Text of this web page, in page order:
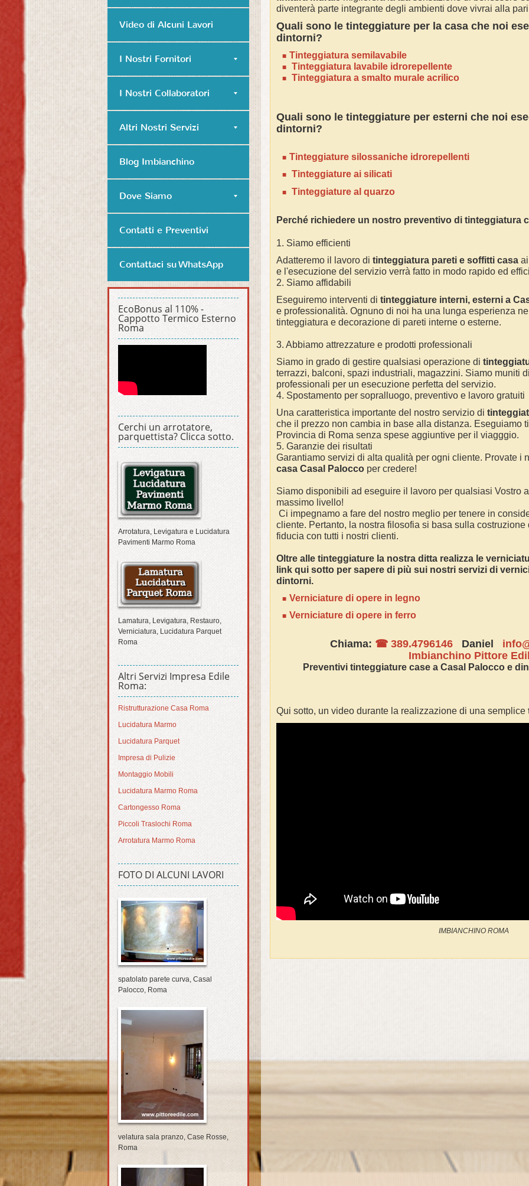
diventerà parte integrante degli ambienti dove vivrai alla
Quali sono le tinteggiature per la casa che noi
dintorni?
Tinteggiatura semilavabile
Tinteggiatura lavabile idrorepellente
Tinteggiatura a smalto murale acrilico
Quali sono le tinteggiature per esterni che noi
dintorni?
Tinteggiature silossaniche idrorepellenti
Tinteggiature ai silicati
Tinteggiature al quarzo
Perché richiedere un nostro preventivo di tinteggiatura
1. Siamo efficienti
Adatteremo il lavoro di tinteggiatura pareti e soffitti casa
e l'esecuzione del servizio verrà fatto in modo rapido ed
2. Siamo affidabili
Eseguiremo interventi di tinteggiature interni, esterni a
e professionalità. Ognuno di noi ha una lunga esperienza
tinteggiatura e decorazione di pareti interne o esterne.
3. Abbiamo attrezzature e prodotti professionali
Siamo in grado di gestire qualsiasi operazione di
terrazzi, balconi, spazi industriali, magazzini. Siamo muniti
professionali per un esecuzione perfetta del servizio.
4. Spostamento per sopralluogo, preventivo e lavoro gratuiti
Una caratteristica importante del nostro servizio di
che il prezzo non cambia in base alla distanza. Eseguiamo
Provincia di Roma senza spese aggiuntive per il viagggio.
5. Garanzie dei risultati
Garantiamo servizi di alta qualità per ogni cliente. Provate i
casa Casal Palocco per credere!
Siamo disponibili ad eseguire il lavoro per qualsiasi Vostro
massimo livello!
Ci impegnamo a fare del nostro meglio per tenere in
cliente. Pertanto, la nostra filosofia si basa sulla
fiducia con tutti i nostri clienti.
Oltre alle tinteggiature la nostra ditta realizza le
link qui sotto per sapere di più sui nostri servizi di
dintorni.
Verniciature di opere in legno
Verniciature di opere in ferro
Chiama: ☎ 389.4796146Daniel
Imbianchino Pittore
Preventivi tinteggiature case a Casal Palocco e
Qui sotto, un video durante la realizzazione di una semplice
IMBIANCHINO ROMA
Video di Alcuni Lavori
I Nostri Fornitori
I Nostri Collaboratori
Altri Nostri Servizi
Blog Imbianchino
Dove Siamo
Contatti e Preventivi
Contattaci su WhatsApp
EcoBonus al 110% -
Cappotto Termico Esterno
Roma
Cerchi un arrotatore,
parquettista? Clicca sotto.
Arrotatura, Levigatura e Lucidatura
Pavimenti Marmo Roma
Lamatura, Levigatura, Restauro,
Verniciatura, Lucidatura Parquet
Roma
Altri Servizi Impresa Edile
Roma:
Ristrutturazione Casa Roma
Lucidatura Marmo
Lucidatura Parquet
Impresa di Pulizie
Montaggio Mobili
Lucidatura Marmo Roma
Cartongesso Roma
Piccoli Traslochi Roma
Arrotatura Marmo Roma
FOTO DI ALCUNI LAVORI
spatolato parete curva, Casal
Palocco, Roma
velatura sala pranzo, Case Rosse,
Roma